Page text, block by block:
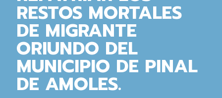
RESTOS MORTALES
DE MIGRANTE
ORIUNDO DEL
MUNICIPIO DE PINAL
DE AMOLES.